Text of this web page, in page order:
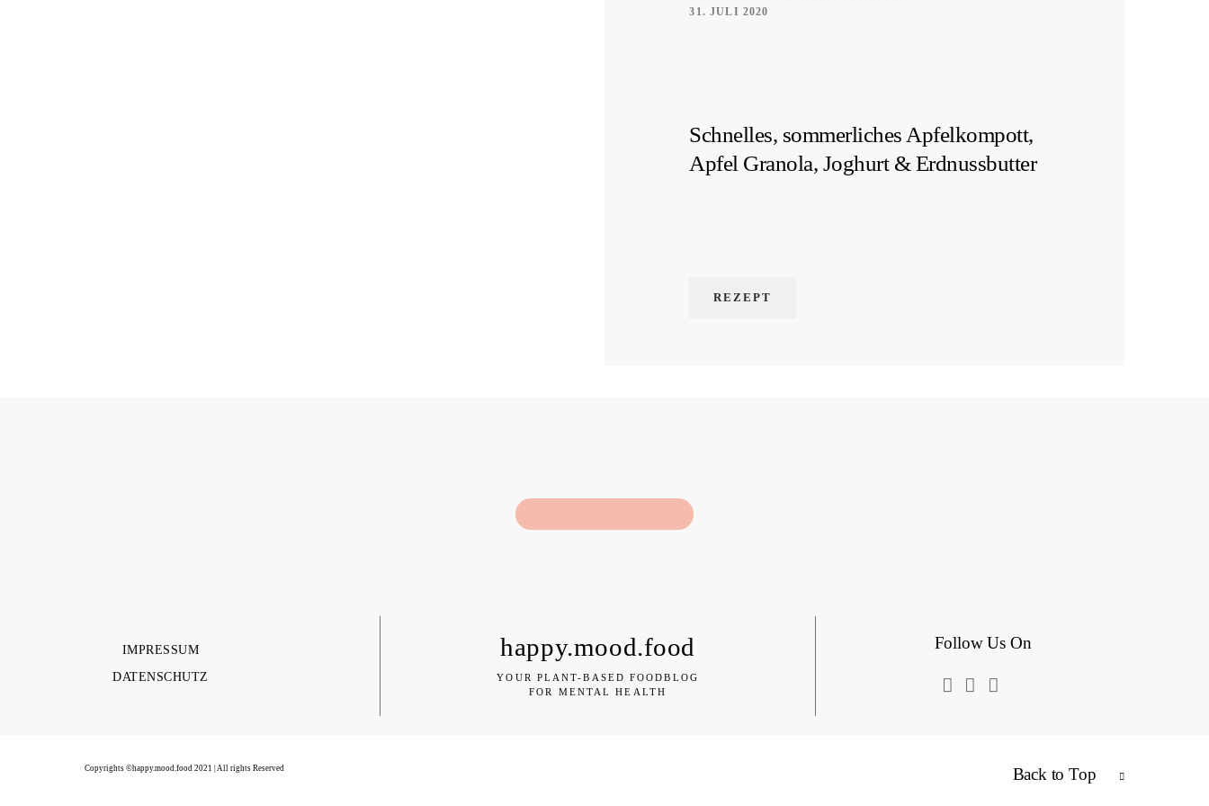
31. JULI 2020
Schnelles, sommerliches Apfelkompott,
Apfel Granola, Joghurt & Erdnussbutter
REZEPT
happy.mood.food Follow Us On
IMPRESSUM
DATENSCHUTZ
YOUR PLANT-BASED FOODBLOG
FOR MENTAL HEALTH
Copyrights ©happy.mood.food 2021 | All rights Reserved Back to Top